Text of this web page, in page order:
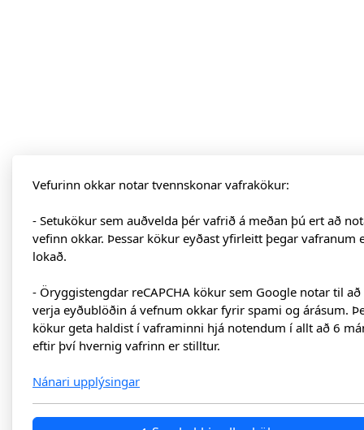
Vefurinn okkar notar tvennskonar vafrakökur:
- Setukökur sem auðvelda þér vafrið á meðan þú ert að
vefinn okkar. Þessar kökur eyðast yfirleitt þegar vafranum
lokað.
- Öryggistengdar reCAPCHA kökur sem Google notar til að
verja eyðublöðin á vefnum okkar fyrir spami og árásum.
kökur geta haldist í vaframinni hjá notendum í allt að 6
eftir því hvernig vafrinn er stilltur.
Nánari upplýsingar